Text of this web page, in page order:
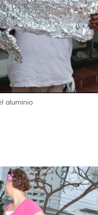
aluminio